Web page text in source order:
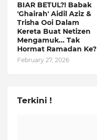
BIAR BETUL?! Babak
'Ghairah' Aidil Aziz &
Trisha Ooi Dalam
Kereta Buat Netizen
Mengamuk... Tak
Hormat Ramadan Ke?
February 27, 2026
Terkini !